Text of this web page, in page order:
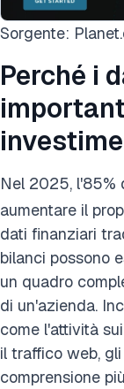
Sorgente:
Perché i
Nel 2025, l'85%
aumentare il
dati finanziari
bilanci possono
un quadro
di un'azienda.
come l'attività
il traffico web,
comprensione